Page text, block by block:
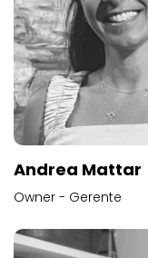
Andrea Mattar
Owner - Gerente